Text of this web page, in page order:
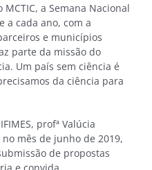
a Semana Nacional
a cada ano, com a
e municípios
parte da missão do
Um país sem ciência é
da ciência para
profª Valúcia
mês de junho de 2019,
de propostas